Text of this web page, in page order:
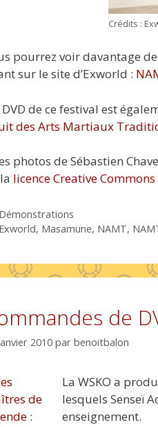
Crédits :
pourrez voir davantage
sur le site d’Exworld :
de ce festival est
des Arts Martiaux
photos de Sébastien
licence Creative
Catégories
Démonstrations
Étiquettes
Exworld, Masamune, NAMT,
de
2010 par benoitbalon
La WSKO a
lesquels Senseï
enseignement.